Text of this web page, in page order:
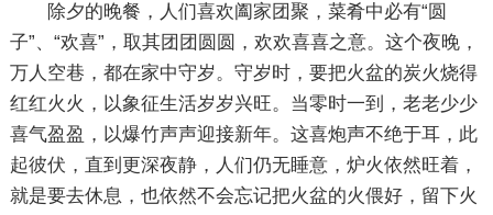
除夕的晚餐，人们喜欢阖家团聚，菜肴中必有“圆
子”、“欢喜”，取其团团圆圆，欢欢喜喜之意。这个夜晚，
万人空巷，都在家中守岁。守岁时，要把火盆的炭火烧得
红红火火，以象征生活岁岁兴旺。当零时一到，老老少少
喜气盈盈，以爆竹声声迎接新年。这喜炮声不绝于耳，此
起彼伏，直到更深夜静，人们仍无睡意，炉火依然旺着，
就是要去休息，也依然不会忘记把火盆的火偎好，留下火